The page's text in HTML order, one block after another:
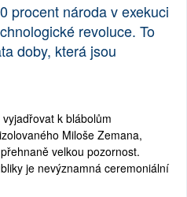
procent národa v exekuci
revoluce. To
doby, která jsou
k blábolům
Miloše Zemana,
velkou pozornost.
je nevýznamná ceremoniální